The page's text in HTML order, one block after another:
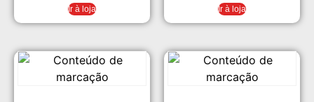
Ir à loja Ir à loja